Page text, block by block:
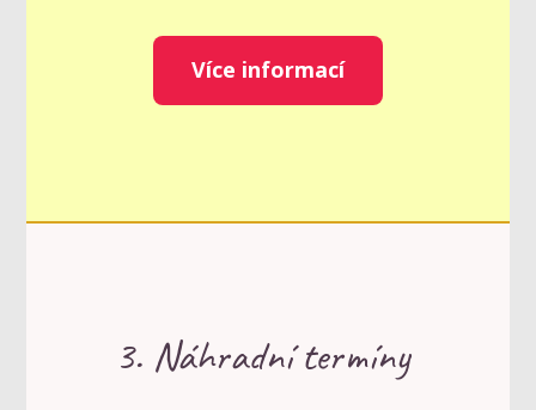
Více informací
3. Náhradní termíny